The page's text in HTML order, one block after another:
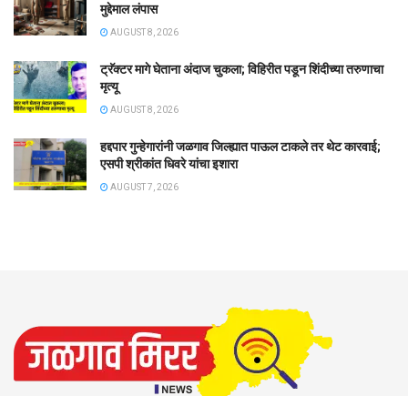
मुद्देमाल लंपास
AUGUST 8, 2026
ट्रॅक्टर मागे घेताना अंदाज चुकला; विहिरीत पडून शिंदीच्या तरुणाचा
मृत्यू
AUGUST 8, 2026
हद्दपार गुन्हेगारांनी जळगाव जिल्ह्यात पाऊल टाकले तर थेट कारवाई;
एसपी श्रीकांत धिवरे यांचा इशारा
AUGUST 7, 2026